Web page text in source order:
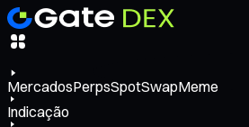
MercadosPerpsSpotSwapMeme
Indicação